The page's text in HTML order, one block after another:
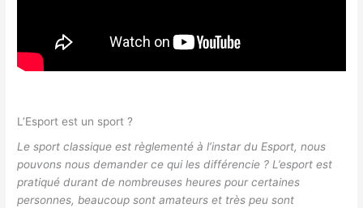
L’Esport est un sport ?
Le sport classique est règlementé à l’instar du Esport, nous
pouvons nous demander ce qui les différencie ? L’esport est
pratiqué durant de nombreuses heures pour certaines
personnes, beaucoup sont amateurs et très peu sont